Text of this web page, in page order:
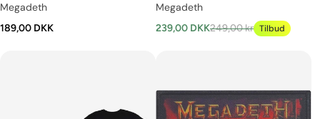
Megadeth
189,00 DKK
Megadeth
239,00 DKK249,00 kr Tilbud